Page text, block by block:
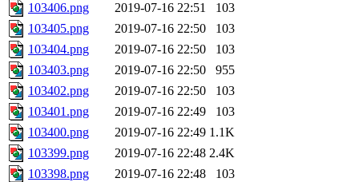
103406.png
2019-07-16 22:51
103
103405.png
2019-07-16 22:50
103
103404.png
2019-07-16 22:50
103
103403.png
2019-07-16 22:50
955
103402.png
2019-07-16 22:50
103
103401.png
2019-07-16 22:49
103
103400.png
2019-07-16 22:49 1.1K
103399.png
2019-07-16 22:48 2.4K
103398.png
2019-07-16 22:48
103